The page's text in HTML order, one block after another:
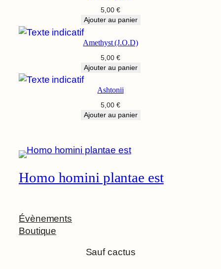
5,00 €
Ajouter au panier
Amethyst (J.O.D)
5,00 €
Ajouter au panier
Ashtonii
5,00 €
Ajouter au panier
Homo homini plantae est
Évènements
Boutique
Sauf cactus